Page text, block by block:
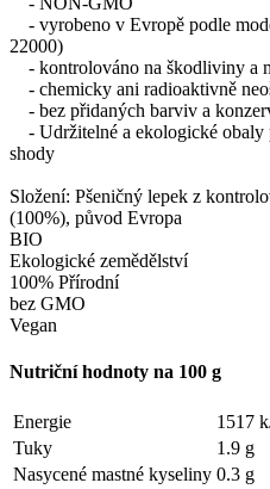
- vyrobeno v Evropě podle
22000)
- kontrolováno na škodliviny a
- chemicky ani radioaktivně
- bez přidaných barviv a
- Udržitelné a ekologické obaly
shody
Složení: Pšeničný lepek z
(100%), původ Evropa
BIO
Ekologické zemědělství
100% Přírodní
bez GMO
Vegan
Nutriční hodnoty na 100 g
Energie 1517
Tuky
1.9 g
Nasycené mastné kyseliny 0.3 g